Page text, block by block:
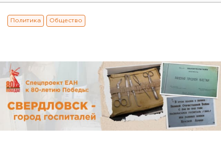
Политика Общество